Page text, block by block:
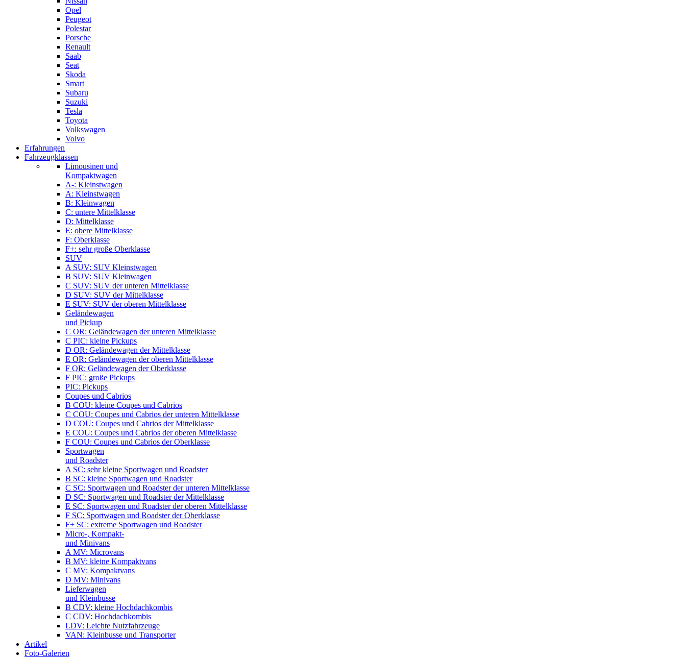
Opel
Peugeot
Polestar
Porsche
Renault
Saab
Seat
Skoda
Smart
Subaru
Suzuki
Tesla
Toyota
Volkswagen
Volvo
Erfahrungen
Fahrzeugklassen
Limousinen und
Kompaktwagen
A-: Kleinstwagen
A: Kleinstwagen
B: Kleinwagen
C: untere Mittelklasse
D: Mittelklasse
E: obere Mittelklasse
F: Oberklasse
F+: sehr große Oberklasse
SUV
A SUV: SUV Kleinstwagen
B SUV: SUV Kleinwagen
C SUV: SUV der unteren Mittelklasse
D SUV: SUV der Mittelklasse
E SUV: SUV der oberen Mittelklasse
Geländewagen
und Pickup
C OR: Geländewagen der unteren Mittelklasse
C PIC: kleine Pickups
D OR: Geländewagen der Mittelklasse
E OR: Geländewagen der oberen Mittelklasse
F OR: Geländewagen der Oberklasse
F PIC: große Pickups
PIC: Pickups
Coupes und Cabrios
B COU: kleine Coupes und Cabrios
C COU: Coupes und Cabrios der unteren Mittelklasse
D COU: Coupes und Cabrios der Mittelklasse
E COU: Coupes und Cabrios der oberen Mittelklasse
F COU: Coupes und Cabrios der Oberklasse
Sportwagen
und Roadster
A SC: sehr kleine Sportwagen und Roadster
B SC: kleine Sportwagen und Roadster
C SC: Sportwagen und Roadster der unteren Mittelklasse
D SC: Sportwagen und Roadster der Mittelklasse
E SC: Sportwagen und Roadster der oberen Mittelklasse
F SC: Sportwagen und Roadster der Oberklasse
F+ SC: extreme Sportwagen und Roadster
Micro-, Kompakt-
und Minivans
A MV: Microvans
B MV: kleine Kompaktvans
C MV: Kompaktvans
D MV: Minivans
Lieferwagen
und Kleinbusse
B CDV: kleine Hochdachkombis
C CDV: Hochdachkombis
LDV: Leichte Nutzfahrzeuge
VAN: Kleinbusse und Transporter
Artikel
Foto-Galerien